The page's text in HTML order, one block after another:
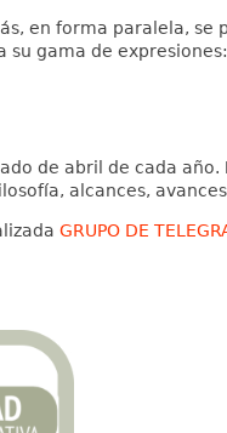
en forma paralela,
gama de
de abril de cada año.
alcances,
GRUPO DE